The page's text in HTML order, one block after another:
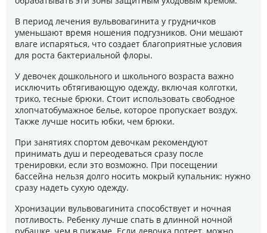
В период лечения вульвовагинита у грудничков
уменьшают время ношения подгузников. Они мешают
влаге испаряться, что создает благоприятные условия
для роста бактериальной флоры.
У девочек дошкольного и школьного возраста важно
исключить обтягивающую одежду, включая колготки,
трико, тесные брюки. Стоит использовать свободное
хлопчатобумажное белье, которое пропускает воздух.
Также лучше носить юбки, чем брюки.
При занятиях спортом девочкам рекомендуют
принимать душ и переодеваться сразу после
тренировки, если это возможно. При посещении
бассейна нельзя долго носить мокрый купальник: нужно
сразу надеть сухую одежду.
Хронизации вульвовагинита способствует и ночная
потливость. Ребенку лучше спать в длинной ночной